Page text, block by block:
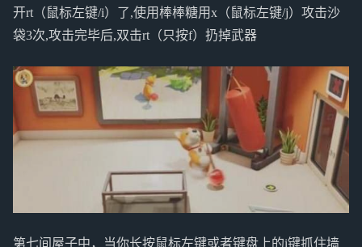
开rt（鼠标左键/i）了,使用棒棒糖用x（鼠标左键/j）攻击沙
袋3次,攻击完毕后,双击rt（只按f）扔掉武器
第七间屋子中，当你长按鼠标左键或者键盘上的i键抓住墙